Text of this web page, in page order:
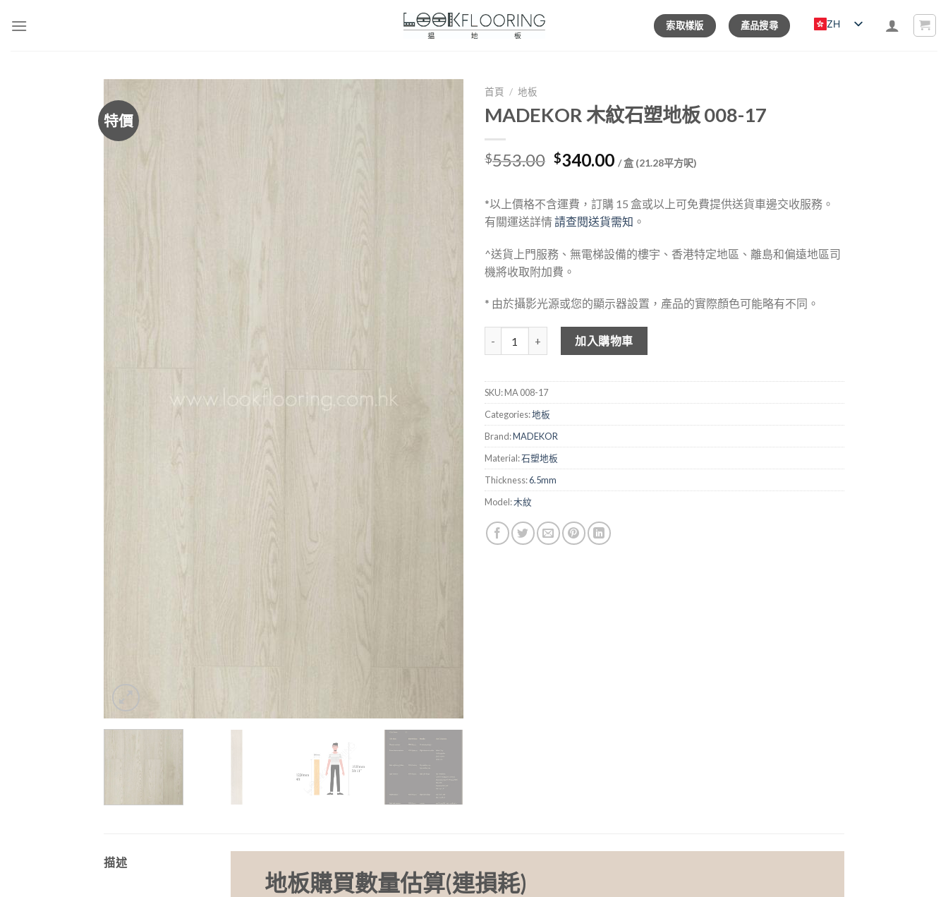
索取樣版 產品搜尋 ZH
特價
首頁 / 地板
MADEKOR 木紋石塑地板 008-17
$553.00 Original
$553.00.
$340.00Current
$340.00.
/ 盒 (21.28平方呎)
*以上價格不含運費，訂購 15 盒或以上可免費提供送貨車邊交收服務。
有關運送詳情請查閱送貨需知 。
^送貨上門服務、無電梯設備的樓宇、香港特定地區、離島和偏遠地區司
機將收取附加費。
* 由於攝影光源或您的顯示器設置，產品的實際顏色可能略有不同。
MADEKOR 木紋石塑地板 008-17 數量
加入購物車
SKU:MA 008-17
Categories:地板
Brand:MADEKOR
Material:石塑地板
Thickness:6.5mm
Model:木紋
描述
地板購買數量估算(連損耗)